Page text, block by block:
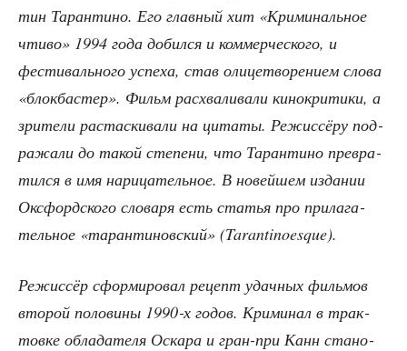
тин Таран­ти­но. Его глав­ный хит «Кри­ми­наль­ное
чти­во» 1994 года добил­ся и ком­мер­че­ско­го, и
фести­валь­но­го успе­ха, став оли­це­тво­ре­ни­ем сло­ва
«блок­ба­стер». Фильм рас­хва­ли­ва­ли кино­кри­ти­ки, а
зри­те­ли рас­тас­ки­ва­ли на цита­ты. Режис­сё­ру под­
ра­жа­ли до такой сте­пе­ни, что Таран­ти­но пре­вра­
тил­ся в имя нари­ца­тель­ное. В новей­шем изда­нии
Окс­форд­ско­го сло­ва­ря есть ста­тья про при­ла­га­
тель­ное «таран­ти­нов­ский» (Tarantinoesque).
Режис­сёр сфор­ми­ро­вал рецепт удач­ных филь­мов
вто­рой поло­ви­ны 1990‑х годов. Кри­ми­нал в трак­
тов­ке обла­да­те­ля Оска­ра и гран-при Канн ста­но­